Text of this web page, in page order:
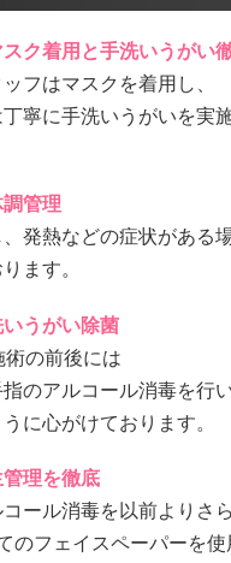
スク着用と手洗いうがい
フはマスクを着用し、
寧に手洗いうがいを実
調管理
発熱などの症状がある
ます。
いうがい除菌
の前後には
のアルコール消毒を行
に心がけております。
管理を徹底
ール消毒を以前よりさら
のフェイスペーパーを使